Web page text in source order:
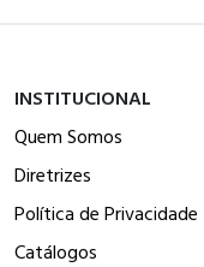
INSTITUCIONAL
Quem Somos
Diretrizes
Política de Privacidade
Catálogos